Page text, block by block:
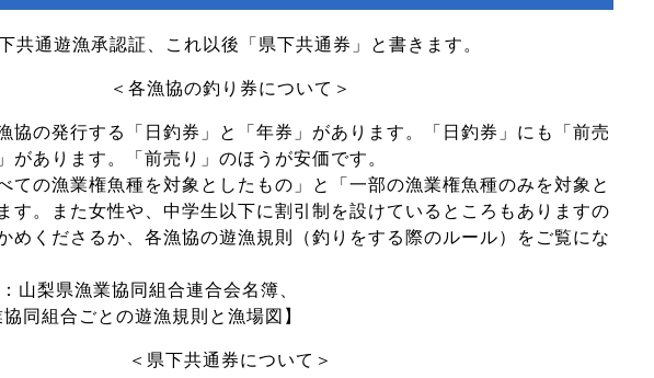
共通遊漁承認証、これ以後「県下共通券」と書きます。
＜各漁協の釣り券について＞
の発行する「日釣券」と「年券」があります。「日釣券」にも「前売
があります。「前売り」のほうが安価です。
の漁業権魚種を対象としたもの」と「一部の漁業権魚種のみを対象と
す。また女性や、中学生以下に割引制を設けているところもありますの
めくださるか、各漁協の遊漁規則（釣りをする際のルール）をご覧にな
：山梨県漁業協同組合連合会名簿、
同組合ごとの遊漁規則と漁場図】
＜県下共通券について＞